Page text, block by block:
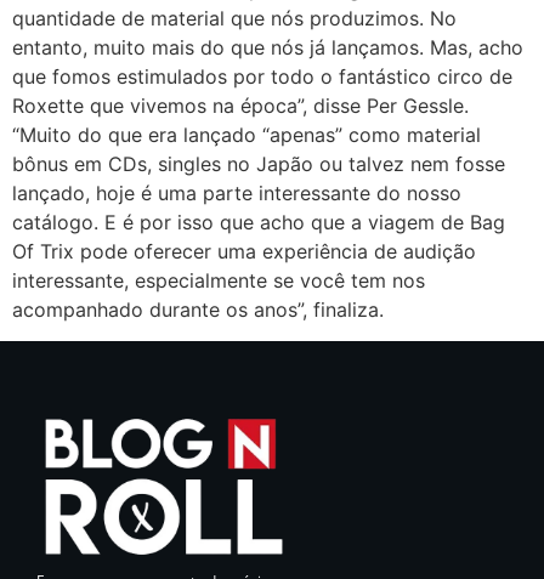
quantidade de material que nós produzimos. No
entanto, muito mais do que nós já lançamos. Mas, acho
que fomos estimulados por todo o fantástico circo de
Roxette que vivemos na época”, disse Per Gessle.
“Muito do que era lançado “apenas” como material
bônus em CDs, singles no Japão ou talvez nem fosse
lançado, hoje é uma parte interessante do nosso
catálogo. E é por isso que acho que a viagem de Bag
Of Trix pode oferecer uma experiência de audição
interessante, especialmente se você tem nos
acompanhado durante os anos”, finaliza.